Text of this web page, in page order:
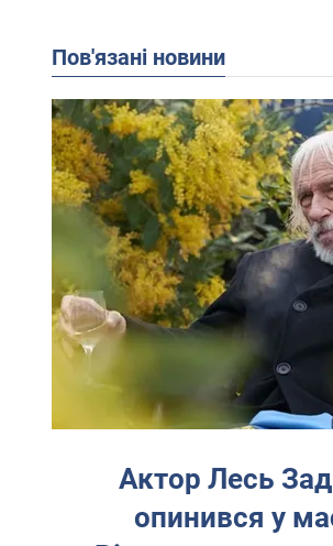
Пов'язані новини
Актор Лесь
опинився у